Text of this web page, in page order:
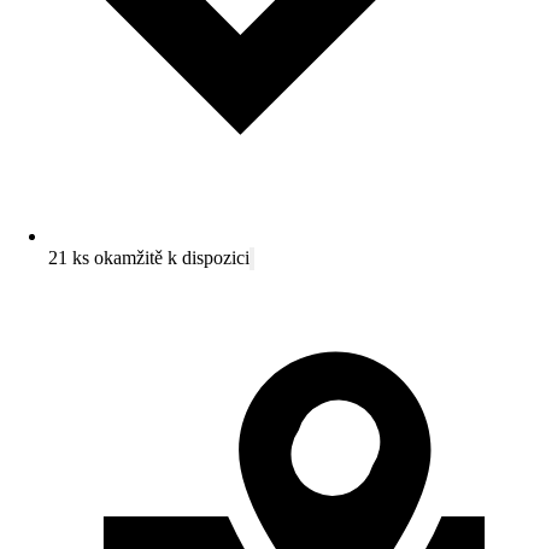
21 ks okamžitě k dispozici